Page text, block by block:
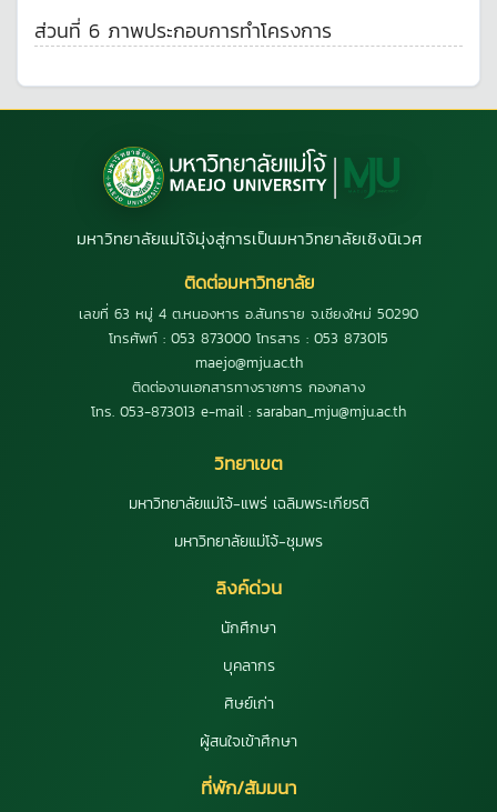
ส่วนที่ 6 ภาพประกอบการทำโครงการ
มหาวิทยาลัยแม่โจ้มุ่งสู่การเป็นมหาวิทยาลัยเชิงนิเวศ
ติดต่อมหาวิทยาลัย
เลขที่ 63 หมู่ 4 ต.หนองหาร อ.สันทราย จ.เชียงใหม่ 50290
โทรศัพท์ : 053 873000 โทรสาร : 053 873015
maejo@mju.ac.th
ติดต่องานเอกสารทางราชการ กองกลาง
โทร. 053-873013 e-mail : saraban_mju@mju.ac.th
วิทยาเขต
มหาวิทยาลัยแม่โจ้-แพร่ เฉลิมพระเกียรติ
มหาวิทยาลัยแม่โจ้-ชุมพร
ลิงค์ด่วน
นักศึกษา
บุคลากร
ศิษย์เก่า
ผู้สนใจเข้าศึกษา
ที่พัก/สัมมนา